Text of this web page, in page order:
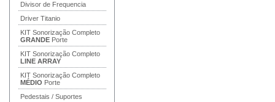
Divisor de Frequencia
Driver Titanio
KIT Sonorização Completo
GRANDE Porte
KIT Sonorização Completo
LINE ARRAY
KIT Sonorização Completo
MÉDIO Porte
Pedestais / Suportes